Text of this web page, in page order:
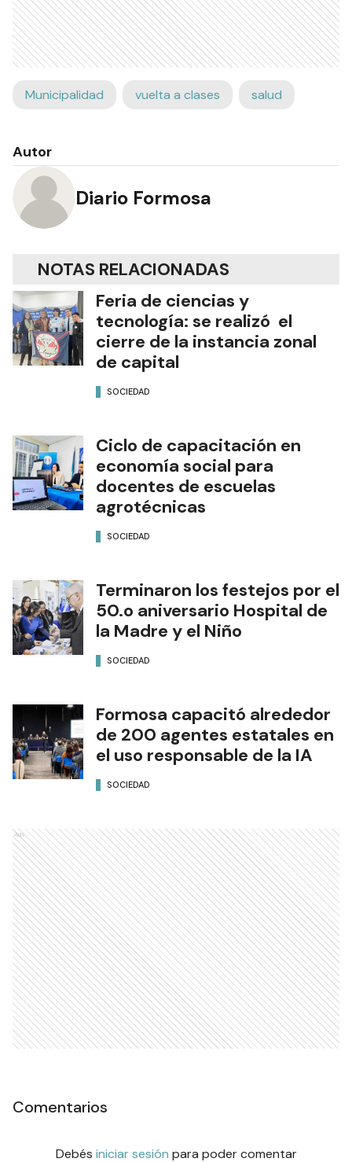
Municipalidad vuelta a clases salud
Autor
Diario Formosa
NOTAS RELACIONADAS
Feria de ciencias y
tecnología: se realizó el
cierre de la instancia zonal
de capital
SOCIEDAD
Ciclo de capacitación en
economía social para
docentes de escuelas
agrotécnicas
SOCIEDAD
Terminaron los festejos por el
50.o aniversario Hospital de
la Madre y el Niño
SOCIEDAD
Formosa capacitó alrededor
de 200 agentes estatales en
el uso responsable de la IA
SOCIEDAD
Ads
Comentarios
Debés iniciar sesión para poder comentar